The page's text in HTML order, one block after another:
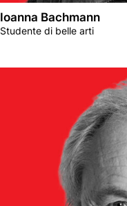
Ioanna Bachmann
Studente di belle arti